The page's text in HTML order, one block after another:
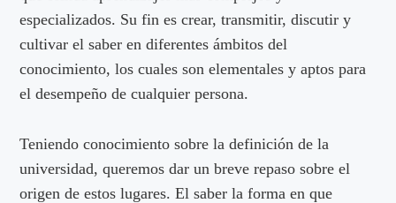
especializados. Su fin es crear, transmitir, discutir y
cultivar el saber en diferentes ámbitos del
conocimiento, los cuales son elementales y aptos para
el desempeño de cualquier persona.
Teniendo conocimiento sobre la definición de la
universidad, queremos dar un breve repaso sobre el
origen de estos lugares. El saber la forma en que